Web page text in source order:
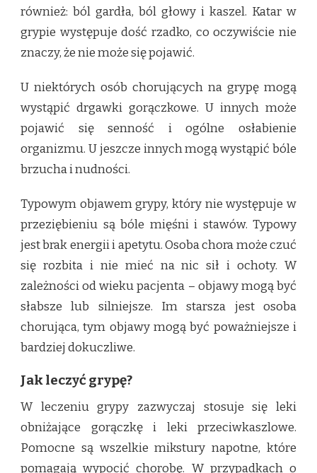
również: ból gardła, ból głowy i kaszel. Katar w
grypie występuje dość rzadko, co oczywiście nie
znaczy, że nie może się pojawić.
U niektórych osób chorujących na grypę mogą
wystąpić drgawki gorączkowe. U innych może
pojawić się senność i ogólne osłabienie
organizmu. U jeszcze innych mogą wystąpić bóle
brzucha i nudności.
Typowym objawem grypy, który nie występuje w
przeziębieniu są bóle mięśni i stawów. Typowy
jest brak energii i apetytu. Osoba chora może czuć
się rozbita i nie mieć na nic sił i ochoty. W
zależności od wieku pacjenta – objawy mogą być
słabsze lub silniejsze. Im starsza jest osoba
chorująca, tym objawy mogą być poważniejsze i
bardziej dokuczliwe.
Jak leczyć grypę?
W leczeniu grypy zazwyczaj stosuje się leki
obniżające gorączkę i leki przeciwkaszlowe.
Pomocne są wszelkie mikstury napotne, które
pomagają wypocić chorobę. W przypadkach o